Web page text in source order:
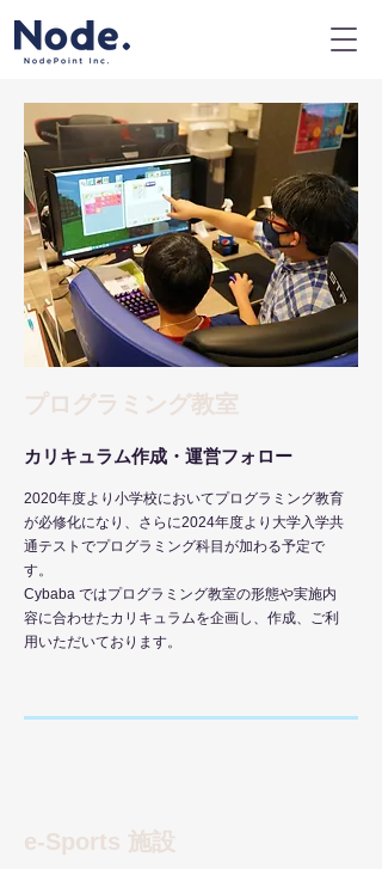
​プログラミング教室
​カリキュラム作成・運営フォロー
2020年度より小学校においてプログラミング教育
が必修化になり、さらに2024年度より大学入学共
通テストでプログラミング科目が加わる予定で
す。
​Cybaba ではプログラミング教室の形態や実施内
容に合わせたカリキュラムを企画し、作成、ご利
用いただいております。
e-Sports 施設